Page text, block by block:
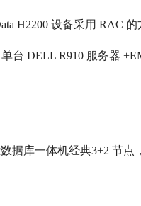
H2200 设备采用 RAC
台 DELL R910 服务器
据库一体机经典3+2 节